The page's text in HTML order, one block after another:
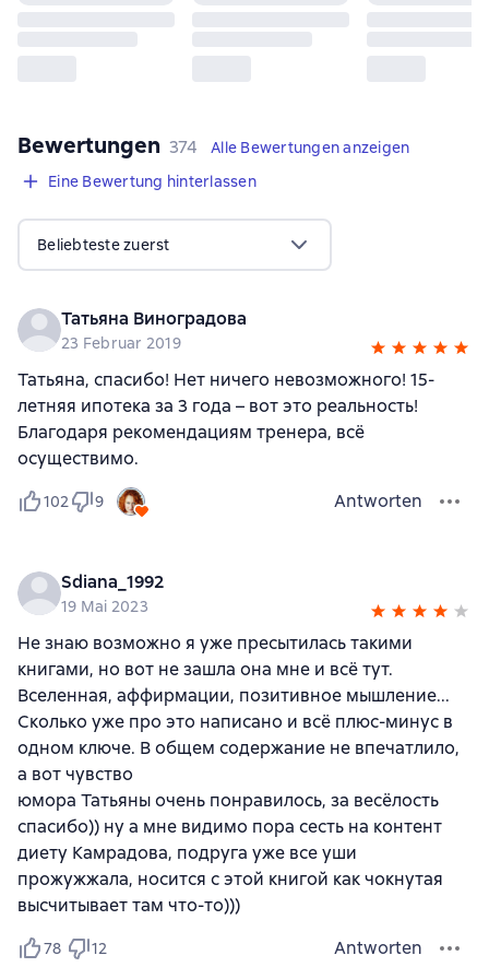
Bewertungen 374 Bewertungen
374
Alle Bewertungen anzeigen
Eine Bewertung hinterlassen
Beliebteste zuerst
Татьяна Виноградова
23 Februar 2019
Татьяна, спасибо! Нет ничего невозможного! 15-
летняя ипотека за 3 года – вот это реальность!
Благодаря рекомендациям тренера, всё
осуществимо.
102 9 Antworten
Sdiana_1992
19 Mai 2023
Не знаю возможно я уже пресытилась такими
книгами, но вот не зашла она мне и всё тут.
Вселенная, аффирмации, позитивное мышление...
Сколько уже про это написано и всё плюс-минус в
одном ключе. В общем содержание не впечатлило,
а вот чувство
юмора Татьяны очень понравилось, за весёлость
спасибо)) ну а мне видимо пора сесть на контент
диету Камрадова, подруга уже все уши
прожужжала, носится с этой книгой как чокнутая
высчитывает там что-то)))
78 12 Antworten